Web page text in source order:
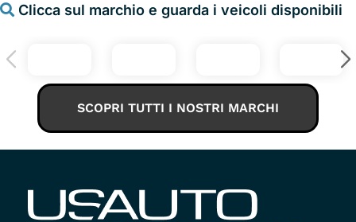
Clicca sul marchio e guarda i veicoli disponibili
SCOPRI TUTTI I NOSTRI MARCHI